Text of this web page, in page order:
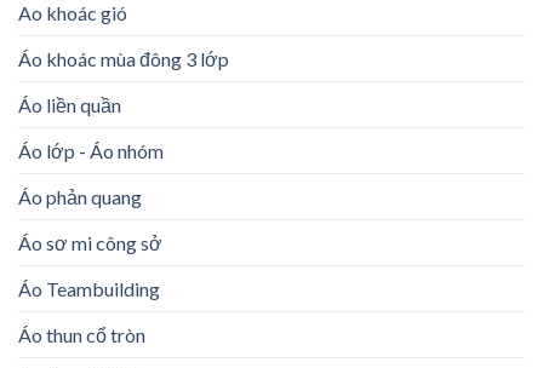
Ao khoác gió
Áo khoác mùa đông 3 lớp
Áo liền quần
Áo lớp - Áo nhóm
Áo phản quang
Áo sơ mi công sở
Áo Teambuilding
Áo thun cổ tròn